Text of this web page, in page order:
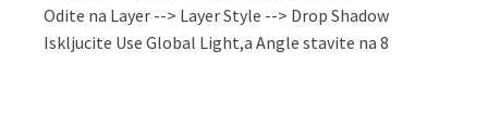
Odite na Layer --> Layer Style --> Drop Shadow
Iskljucite Use Global Light,a Angle stavite na 8